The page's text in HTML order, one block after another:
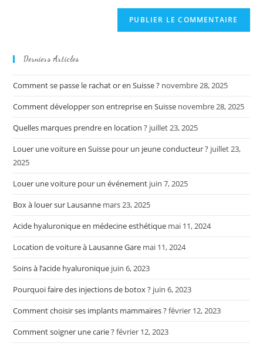
Derniers Articles
Comment se passe le rachat or en Suisse ? novembre 28, 2025
Comment développer son entreprise en Suisse novembre 28, 2025
Quelles marques prendre en location ? juillet 23, 2025
Louer une voiture en Suisse pour un jeune conducteur ? juillet 23,
2025
Louer une voiture pour un événement juin 7, 2025
Box à louer sur Lausanne mars 23, 2025
Acide hyaluronique en médecine esthétique mai 11, 2024
Location de voiture à Lausanne Gare mai 11, 2024
Soins à l’acide hyaluronique juin 6, 2023
Pourquoi faire des injections de botox ? juin 6, 2023
Comment choisir ses implants mammaires ?février 12, 2023
Comment soigner une carie ?février 12, 2023